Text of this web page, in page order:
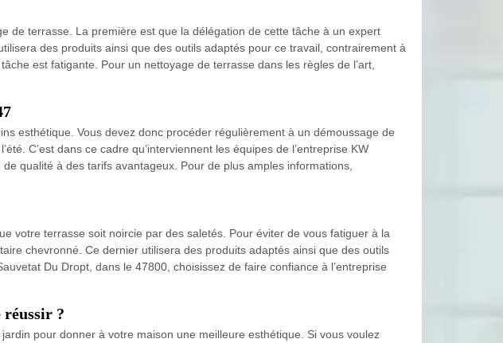
de terrasse. La première est que la délégation de cette tâche à un expert
des produits ainsi que des outils adaptés pour ce travail, contrairement à
est fatigante. Pour un nettoyage de terrasse dans les règles de l’art,
esthétique. Vous devez donc procéder régulièrement à un démoussage de
C’est dans ce cadre qu’interviennent les équipes de l’entreprise KW
qualité à des tarifs avantageux. Pour de plus amples informations,
votre terrasse soit noircie par des saletés. Pour éviter de vous fatiguer à la
chevronné. Ce dernier utilisera des produits adaptés ainsi que des outils
Du Dropt, dans le 47800, choisissez de faire confiance à l’entreprise
réussir ?
pour donner à votre maison une meilleure esthétique. Si vous voulez